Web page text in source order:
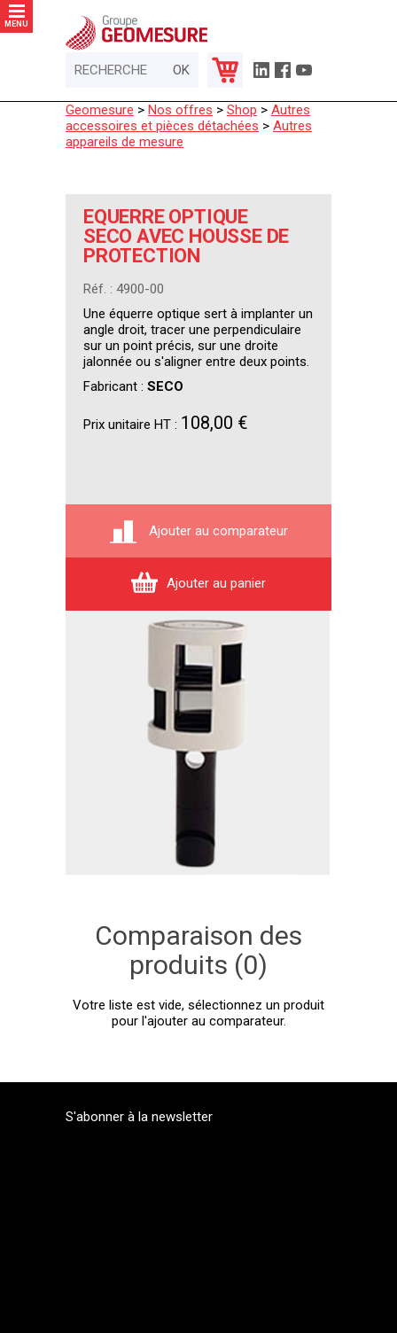
MENU
Geomesure > Nos offres > Shop > Autres
accessoires et pièces détachées > Autres
appareils de mesure
EQUERRE OPTIQUE
SECO AVEC HOUSSE DE
PROTECTION
Réf. : 4900-00
Une équerre optique sert à implanter un
angle droit, tracer une perpendiculaire
sur un point précis, sur une droite
jalonnée ou s'aligner entre deux points.
Fabricant : SECO
Prix unitaire HT : 108,00 €
Ajouter au comparateur
Ajouter au panier
Comparaison des
produits (0)
Votre liste est vide, sélectionnez un produit
pour l'ajouter au comparateur.
S'abonner à la newsletter
Panneau de gestion des cookies